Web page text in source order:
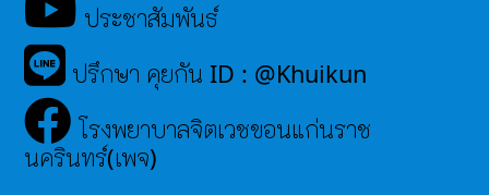
ประชาสัมพันธ์
ปรึกษา คุยกัน ID : @Khuikun
โรงพยาบาลจิตเวชขอนแก่นราช
นครินทร์(เพจ)